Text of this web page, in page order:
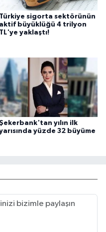
Türkiye sigorta sektörünün
aktif büyüklüğü 4 trilyon
TL'ye yaklaştı!
yılın ilk
yüzde 32 büyüme